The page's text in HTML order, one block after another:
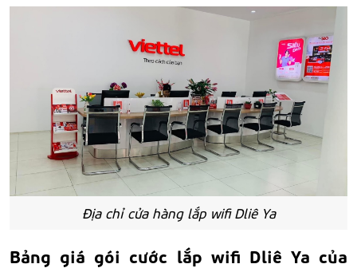
Địa chỉ cửa hàng lắp wifi Dliê Ya
Bảng giá gói cước lắp wifi Dliê Ya của